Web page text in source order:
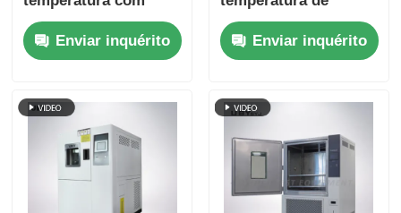
-70~180oC Faixa
20%~98% Humidade e
Controle inteligente
Enviar inquérito
armazenamento a frio
personalizável Porta
de vidro temperado
interior de aço
Enviar inquérito